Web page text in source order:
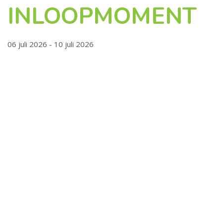
INLOOPMOMENT
06 juli 2026 - 10 juli 2026